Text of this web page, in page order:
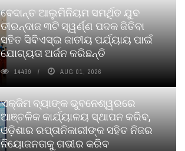
ବେଦାନ୍ତ ଆଲୁମିନିୟମ ସମର୍ଥିତ ଯୁବ
ତୀରନ୍ଦାଜ ୩ଟି ସ୍ୱର୍ଣ୍ଣ ପଦକ ଜିତିବା
ସହିତ ସିବିଏସ୍ଇ ଜାତୀୟ ପର୍ଯ୍ୟାୟ ପାଇଁ
ଯୋଗ୍ୟତା ଅର୍ଜନ କରିଛନ୍ତି
14439 AUG 01, 2026
ଏକ୍ଜିମ ବ୍ୟାଙ୍କ ଭୁବନେଶ୍ୱରରେ
ଆଞ୍ଚଳିକ କାର୍ଯ୍ୟାଳୟ ସ୍ଥାପନ କରିବ,
ଓଡ଼ିଶାର ରପ୍ତାନିକାରୀଙ୍କ ସହିତ ନିଜର
ନିୟୋଜନତାକୁ ଗଭୀର କରିବ